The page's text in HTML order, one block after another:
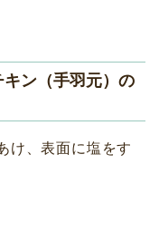
キン（手羽元）の
け、表面に塩をす